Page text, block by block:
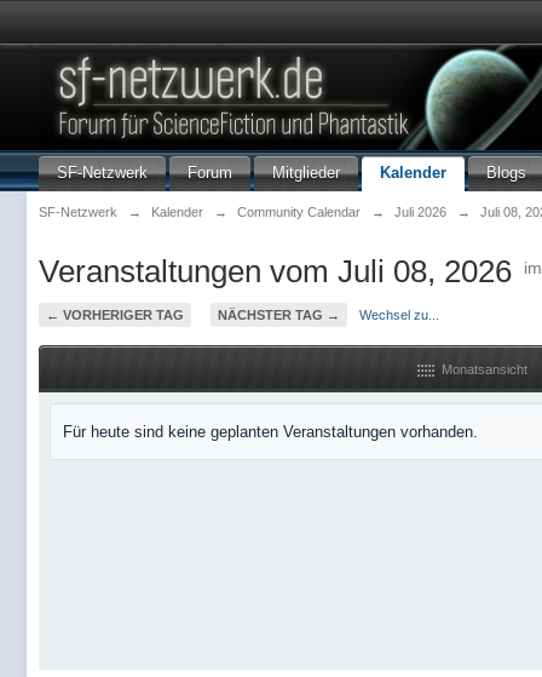
SF-Netzwerk Forum Mitglieder Kalender Blogs
SF-Netzwerk → Kalender → Community Calendar → Juli 2026 → Juli 08,
Veranstaltungen vom Juli 08, 2026
← VORHERIGER TAG NÄCHSTER TAG → Wechsel zu...
Monatsansicht
Für heute sind keine geplanten Veranstaltungen vorhanden.